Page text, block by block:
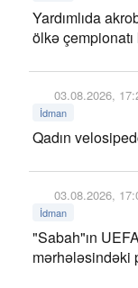
Yardımlıda
ölkə
03.08.2026,
İdman
Qadın
03.08.2026,
İdman
"Sabah"ın
mərhələsindəki